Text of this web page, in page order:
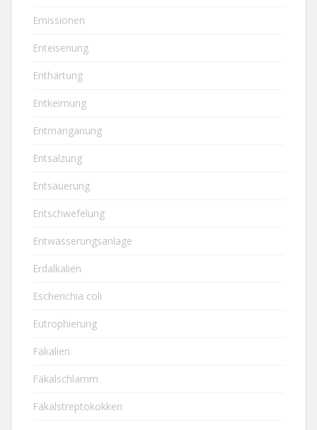
Emissionen
Enteisenung
Enthärtung
Entkeimung
Entmanganung
Entsalzung
Entsäuerung
Entschwefelung
Entwässerungsanlage
Erdalkalien
Escherichia coli
Eutrophierung
Fäkalien
Fäkalschlamm
Fäkalstreptokokken